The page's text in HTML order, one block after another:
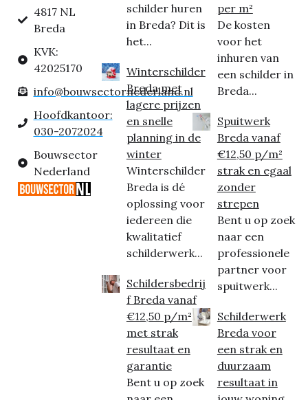
4817 NL
Breda
KVK:
42025170
info@bouwsectornederland.nl
Hoofdkantoor:
030-2072024
Bouwsector
Nederland
schilder huren
in Breda? Dit is
het...
Winterschilder
Breda met
lagere prijzen
en snelle
planning in de
winter
Winterschilder
Breda is dé
oplossing voor
iedereen die
kwalitatief
schilderwerk...
Schildersbedrij
f Breda vanaf
€12,50 p/m²
met strak
resultaat en
garantie
Bent u op zoek
per m²
De kosten
voor het
inhuren van
een schilder in
Breda...
Spuitwerk
Breda vanaf
€12,50 p/m²
strak en egaal
zonder
strepen
Bent u op zoek
naar een
professionele
partner voor
spuitwerk...
Schilderwerk
Breda voor
een strak en
duurzaam
resultaat in